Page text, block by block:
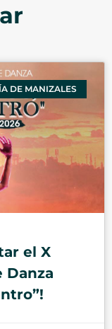
DE MANIZALES
el X
Danza